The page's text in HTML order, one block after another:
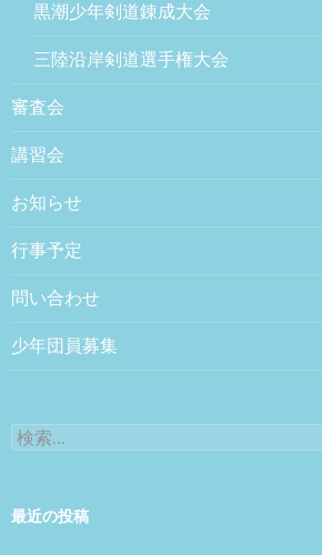
黒潮少年剣道錬成大会
三陸沿岸剣道選手権大会
審査会
講習会
お知らせ
行事予定
問い合わせ
少年団員募集
検索:
最近の投稿